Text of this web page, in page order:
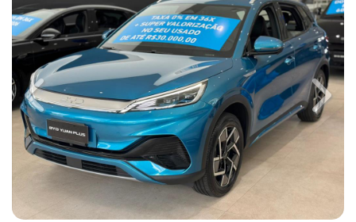
Previous Next